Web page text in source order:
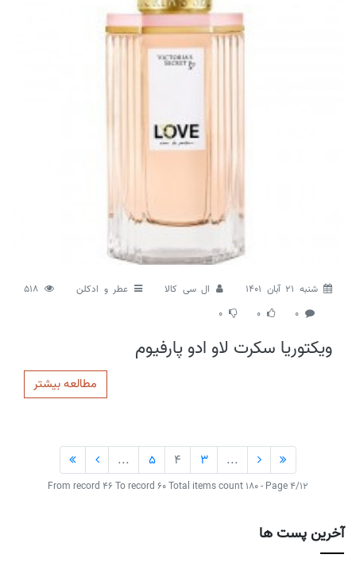
آخرین پست ها
شنبه 21 آبان 1401 ال سی کالا عطر و ادکلن
518
0
0
0
ویکتوریا سکرت لاو ادو پارفیوم
مطالعه بیشتر
...
3
4
5
...
From record 46 To record 60 Total items count 180 - Page 4/12